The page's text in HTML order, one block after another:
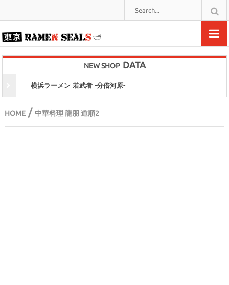
NEW SHOP DATA
横浜ラーメン 若武者 -分倍河原-
HOME/ 中華料理 龍朋 道順2